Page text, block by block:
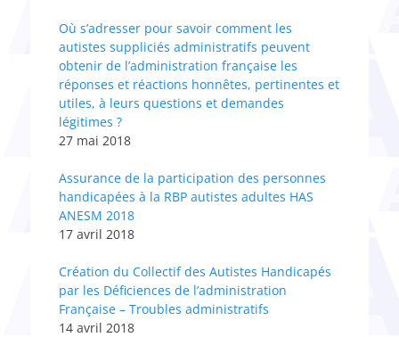
Où s’adresser pour savoir comment les
autistes suppliciés administratifs peuvent
obtenir de l’administration française les
réponses et réactions honnêtes, pertinentes et
utiles, à leurs questions et demandes
légitimes ?
27 mai 2018
Assurance de la participation des personnes
handicapées à la RBP autistes adultes HAS
ANESM 2018
17 avril 2018
Création du Collectif des Autistes Handicapés
par les Déficiences de l’administration
Française – Troubles administratifs
14 avril 2018